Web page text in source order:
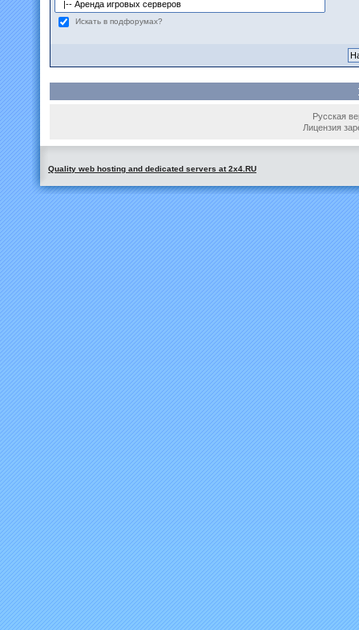
Искать в подфорумах?
Русская
Лицензия
Quality web hosting and dedicated servers at 2x4.RU